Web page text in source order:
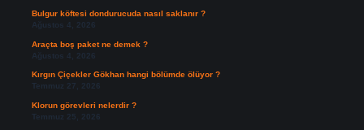
Bulgur köftesi dondurucuda nasıl saklanır ?
Ağustos 4, 2026
Araçta boş paket ne demek ?
Ağustos 4, 2026
Kırgın Çiçekler Gökhan hangi bölümde ölüyor ?
Temmuz 27, 2026
Klorun görevleri nelerdir ?
Temmuz 25, 2026